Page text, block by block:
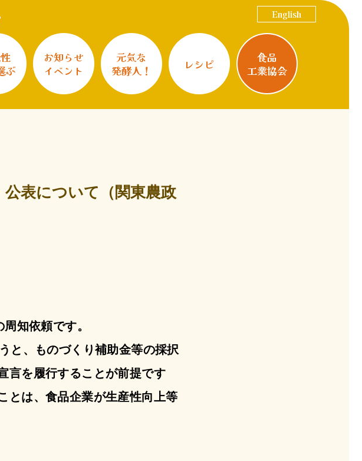
English
ぶ
お知らせ
イベント
元気な
発酵人！
レシピ
食品
工業協会
表について（関東農政
知依頼です。
と、ものづくり補助金等の採択
言を履行することが前提です
とは、食品企業が生産性向上等